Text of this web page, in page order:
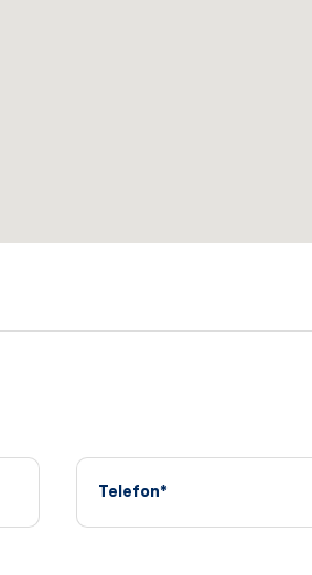
Telefon*